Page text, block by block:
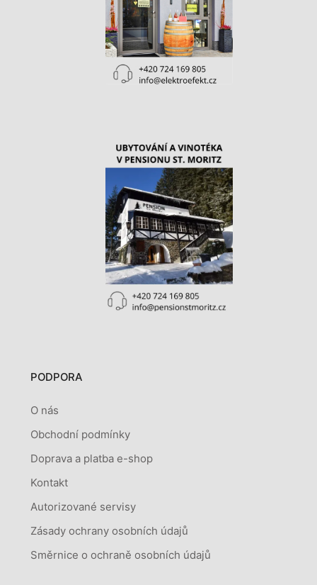
PODPORA
O nás
Obchodní podmínky
Doprava a platba e-shop
Kontakt
Autorizované servisy
Zásady ochrany osobních údajů
Směrnice o ochraně osobních údajů